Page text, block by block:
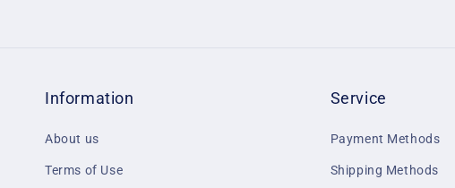
Information
About us
Terms of Use
Service
Payment Methods
Shipping Methods